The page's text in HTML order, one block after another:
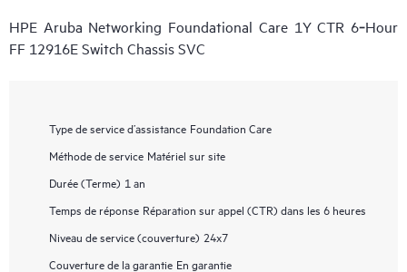
HPE Aruba Networking Foundational Care 1Y CTR 6‑Hour
FF 12916E Switch Chassis SVC
Type de service d’assistance Foundation Care
Méthode de service Matériel sur site
Durée (Terme) 1 an
Temps de réponse Réparation sur appel (CTR) dans les 6 heures
Niveau de service (couverture) 24x7
Couverture de la garantie En garantie